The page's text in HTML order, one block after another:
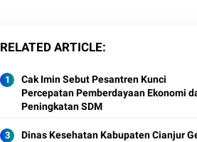
RELATED ARTICLE
Cak Imin Sebut Pesantren Kunci
Percepatan Pemberdayaan Ekonomi
Peningkatan SDM
Dinas Kesehatan Kabupaten Cianjur